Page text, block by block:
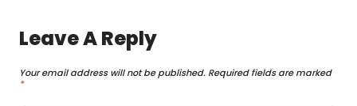
Leave A Reply
Your email address will not be published. Required fields are marked
*